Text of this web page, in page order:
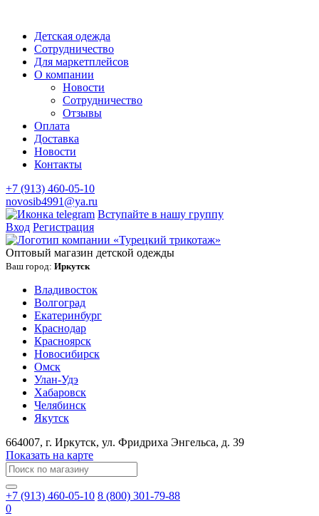
Детская одежда
Сотрудничество
Для маркетплейсов
О компании
Новости
Сотрудничество
Отзывы
Оплата
Доставка
Новости
Контакты
+7 (913) 460-05-10
novosib4991@ya.ru
Вступайте в нашу группу
Вход Регистрация
Оптовый магазин детской одежды
Ваш город: Иркутск
Владивосток
Волгоград
Екатеринбург
Краснодар
Красноярск
Новосибирск
Омск
Улан-Удэ
Хабаровск
Челябинск
Якутск
664007, г. Иркутск, ул. ​Фридриха Энгельса, д. 39
Показать на карте
+7 (913) 460-05-10 8 (800) 301-79-88
0